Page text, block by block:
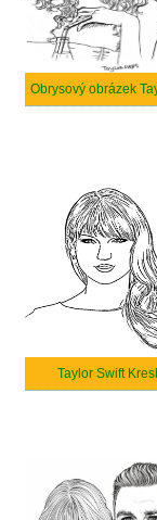
Taylor Swift